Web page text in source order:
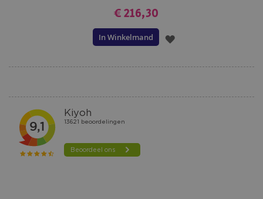
€ 216,30
In Winkelmand
VOEG
VERLANGLIJST